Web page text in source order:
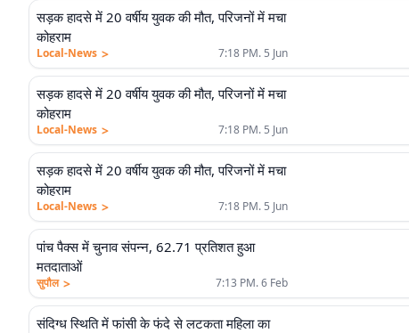
सड़क हादसे में 20 वर्षीय युवक की मौत, परिजनों में मचा
कोहराम
Local-News > 7:18 PM. 5 Jun
सड़क हादसे में 20 वर्षीय युवक की मौत, परिजनों में मचा
कोहराम
Local-News > 7:18 PM. 5 Jun
सड़क हादसे में 20 वर्षीय युवक की मौत, परिजनों में मचा
कोहराम
Local-News > 7:18 PM. 5 Jun
पांच पैक्स में चुनाव संपन्न, 62.71 प्रतिशत हुआ
मतदाताओं
सुपौल > 7:13 PM. 6 Feb
संदिग्ध स्थिति में फांसी के फंदे से लटकता महिला का